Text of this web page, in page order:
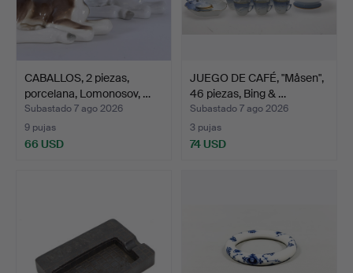
CABALLOS, 2 piezas,
porcelana, Lomonosov, …
Subastado 7 ago 2026
9 pujas
66 USD
JUEGO DE CAFÉ, "Måsen",
46 piezas, Bing & …
Subastado 7 ago 2026
3 pujas
74 USD